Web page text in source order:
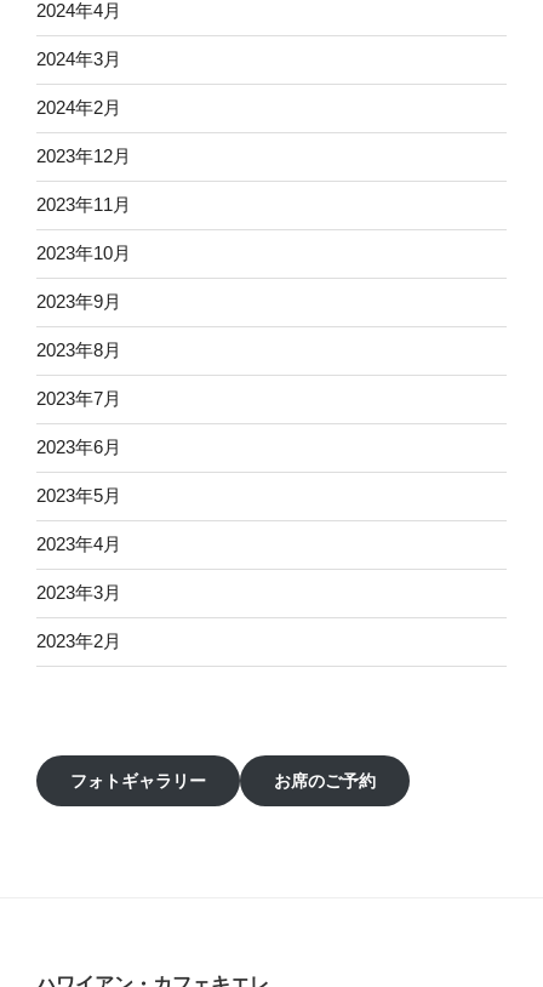
2024年4月
2024年3月
2024年2月
2023年12月
2023年11月
2023年10月
2023年9月
2023年8月
2023年7月
2023年6月
2023年5月
2023年4月
2023年3月
2023年2月
フォトギャラリー お席のご予約